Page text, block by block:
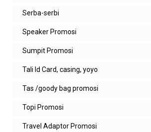
Serba-serbi
Speaker Promosi
Sumpit Promosi
Tali Id Card, casing, yoyo
Tas /goody bag promosi
Topi Promosi
Travel Adaptor Promosi